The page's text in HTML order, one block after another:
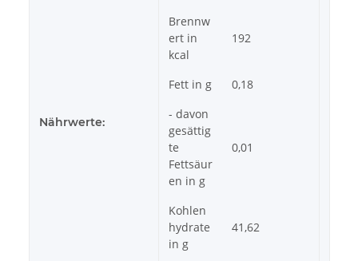
Nährwerte:
Brennw
ert in
kcal
192
Fett in g
0,18
- davon
gesättig
te
Fettsäur
en in g
0,01
Kohlen
hydrate
in g
41,62